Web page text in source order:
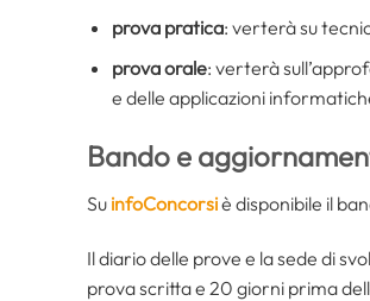
prova pratica: verterà su
prova orale: verterà
e delle applicazioni
Bando e
Su infoConcorsiè disponibile il
Il diario delle prove e la sede di
prova scritta e 20 giorni prima